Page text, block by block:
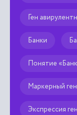
Ген
Банки
Понятие
Маркерный ген
Экспрессия